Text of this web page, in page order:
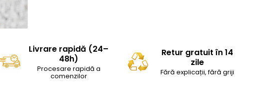
Livrare rapidă (24–
48h)
Procesare rapidă a
comenzilor
Retur gratuit în 14
zile
Fără explicații, fără griji